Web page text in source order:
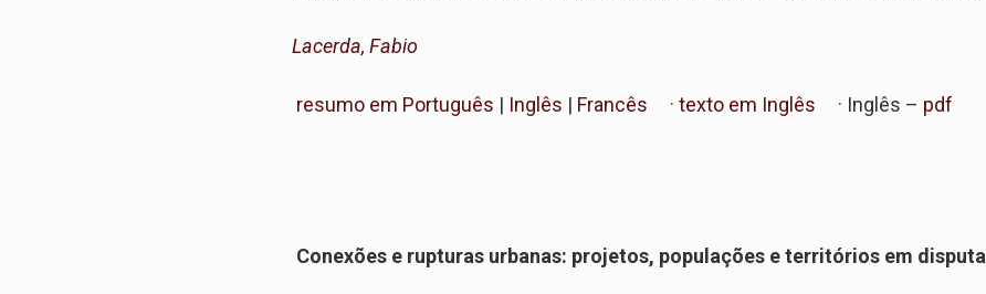
Lacerda, Fabio
resumo em Português | Inglês | Francês · texto em Inglês · Inglês – pdf
Conexões e rupturas urbanas: projetos, populações e territórios em disputa